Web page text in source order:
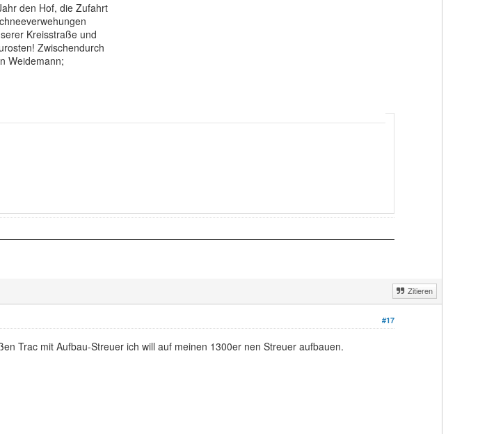
den Hof, die Zufahrt
Kreisstraße und
Zwischendurch
Weidemann;
Zitieren
#17
Trac mit Aufbau-Streuer ich will auf meinen 1300er nen Streuer aufbauen.